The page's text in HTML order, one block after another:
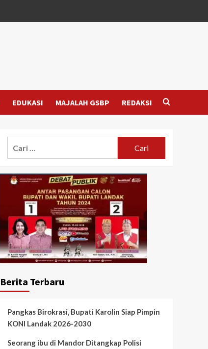
EDUKASI MAJALAH GSBP REDAKSI
Berita Terbaru
Pangkas Birokrasi, Bupati Karolin Siap Pimpin
KONI Landak 2026-2030
Seorang ibu di Mandor Ditangkap Polisi